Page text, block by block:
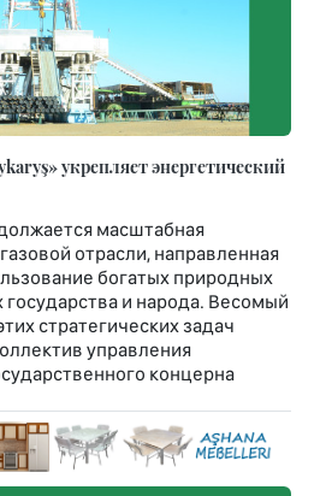
укрепляет энергетический
масштабная
отрасли, направленная
богатых природных
государства и народа. Весомый
стратегических задач
управления
концерна